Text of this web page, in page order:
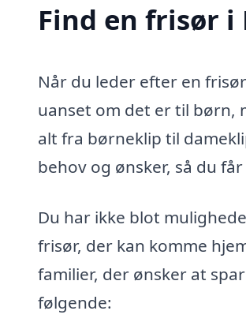
Find en frisør
Når du leder efter en
uanset om det er til børn,
alt fra børneklip til
behov og ønsker, så du
Du har ikke blot
frisør, der kan komme
familier, der ønsker at
følgende: